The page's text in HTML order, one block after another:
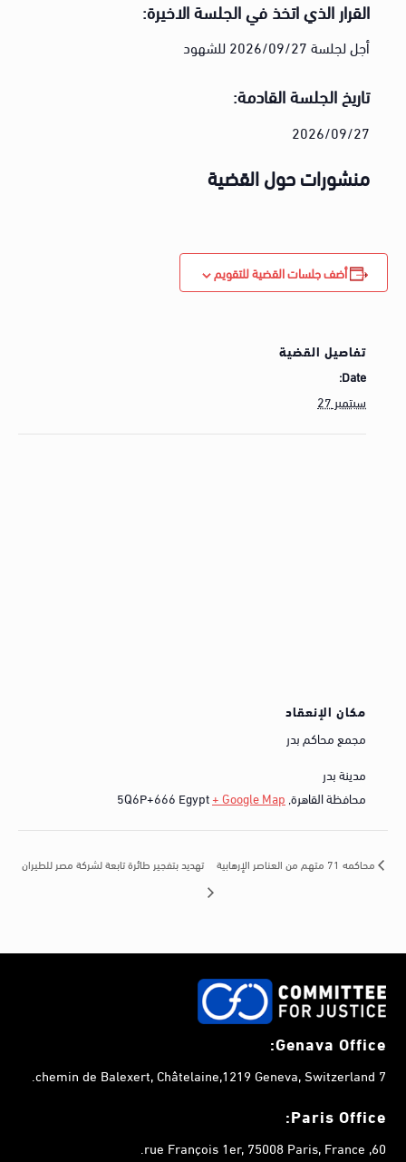
القرار الذي اتخذ في الجلسة الاخيرة:
أجل لجلسة 2026/09/27 للشهود
تاريخ الجلسة القادمة:
2026/09/27
منشورات حول القضية
أضف جلسات القضية للتقويم
تفاصيل القضية
Date:
سبتمبر 27
مكان الإنعقاد
مجمع محاكم بدر
مدينة بدر
محافظة القاهرة,
5Q6P+666 Egypt+ Google Map
محاكمه 71 متهم من العناصر الإرهابية تهديد بتفجير طائرة تابعة لشركة مصر للطيران
Genava Office:
7 chemin de Balexert, Châtelaine,1219 Geneva, Switzerland.
Paris Office:
60, rue François 1er, 75008 Paris, France.